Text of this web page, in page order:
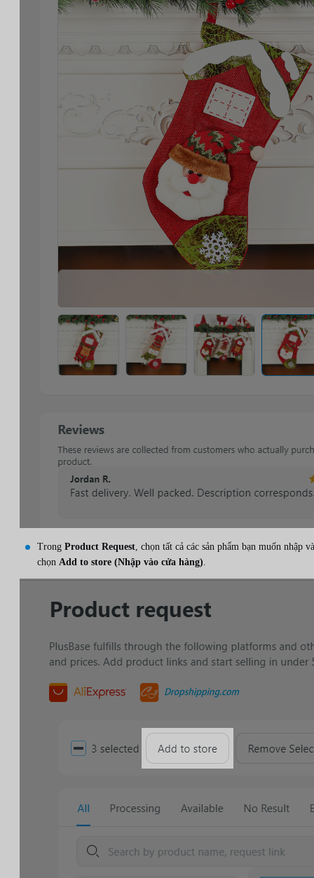
Trong Product Request, chọn tất cả các sản phẩm bạn muốn nhập và
chọn Add to store (Nhập vào cửa hàng).